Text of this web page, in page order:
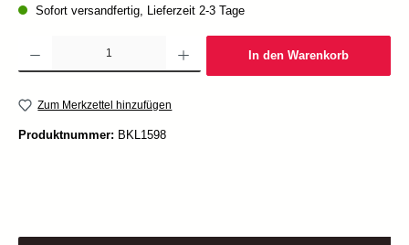
Sofort versandfertig, Lieferzeit 2-3 Tage
Produkt Anzahl: Gib den gewünschten Wert ein oder benutze die Schaltflächen um die
In den Warenkorb
Zum Merkzettel hinzufügen
Produktnummer: BKL1598